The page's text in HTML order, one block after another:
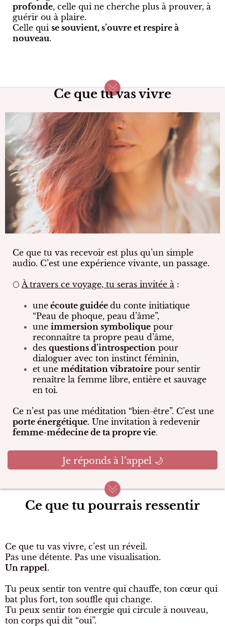
profonde, celle qui ne cherche plus à prouver, à
guérir ou à plaire.
Celle qui se souvient, s’ouvre et respire à
nouveau.
Ce que tu vas vivre
Ce que tu vas recevoir est plus qu’un simple
audio. C’est une expérience vivante, un passage.
🌕 À travers ce voyage, tu seras invitée à :
une écoute guidée du conte initiatique
“Peau de phoque, peau d’âme”,
une immersion symbolique pour
reconnaître ta propre peau d’âme,
des questions d’introspection pour
dialoguer avec ton instinct féminin,
et une méditation vibratoire pour sentir
renaître la femme libre, entière et sauvage
en toi.
Ce n’est pas une méditation “bien-être”. C’est une
porte énergétique. Une invitation à redevenir
femme-médecine de ta propre vie.
Je réponds à l’appel 🌙
Ce que tu pourrais ressentir
Ce que tu vas vivre, c’est un réveil.
Pas une détente. Pas une visualisation.
Un rappel.
Tu peux sentir ton ventre qui chauffe, ton cœur qui
bat plus fort, ton souffle qui change.
Tu peux sentir ton énergie qui circule à nouveau,
ton corps qui dit “oui”.